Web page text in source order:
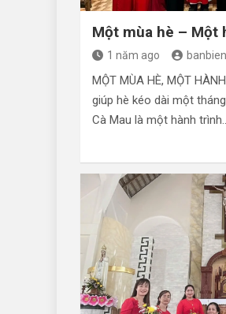
Một mùa hè – Một
1 năm ago
MỘT MÙA HÈ, MỘT
giúp hè kéo dài một
Cà Mau là một hành